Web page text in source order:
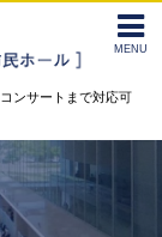
ンサートまで対応可
MENU